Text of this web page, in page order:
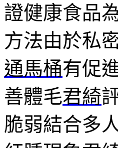
證健康食品
方法由於私
通馬桶有促
善體毛君綺
脆弱結合多